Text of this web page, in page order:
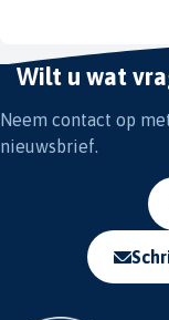
Wilt u wat
Neem contact op
nieuwsbrief.